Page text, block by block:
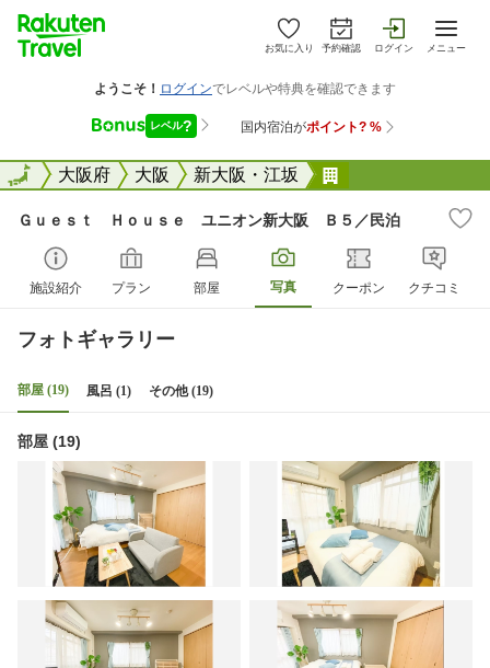
お気に入り 予約確認 ログイン メニュー
全国大阪府 大阪 新大阪・江坂
全国
Ｇｕｅｓｔ Ｈｏｕｓｅ ユニオン新大阪 Ｂ５／民泊
施設紹介 プラン 部屋 写真 クーポン クチコミ
フォトギャラリー
部屋 (19) 風呂 (1) その他 (19)
部屋 (19)